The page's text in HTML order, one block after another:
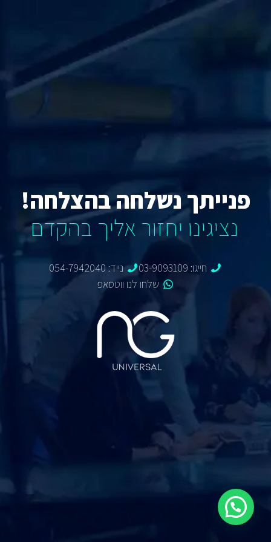
פנייתך נשלחה בהצלחה!
נציגינו יחזור אליך בהקדם
חייגו: 03-9093109
נייד: 054-7942040
שלחו לנו ווטסאפ